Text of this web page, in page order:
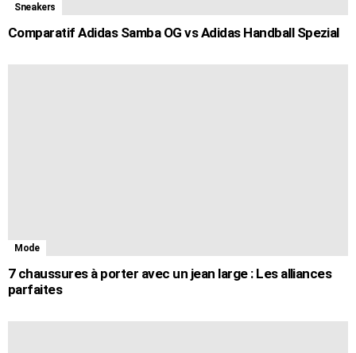
Sneakers
Comparatif Adidas Samba OG vs Adidas Handball Spezial
Mode
7 chaussures à porter avec un jean large : Les alliances
parfaites